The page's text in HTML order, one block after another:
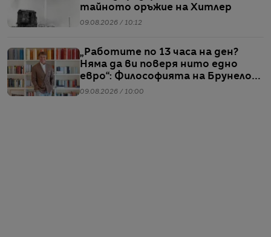
тайното оръжие на Хитлер
09.08.2026 / 10:12
„Работите по 13 часа на ден?
Няма да ви поверя нито едно
евро“: Философията на Брунело
Кучинели за бизнеса и живота
09.08.2026 / 10:00